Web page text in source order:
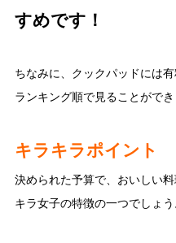
すめです！
ちなみに、クックパッドには
ランキング順で見ることができ
キラキラポイント
決められた予算で、おいしい
キラ女子の特徴の一つでしょう